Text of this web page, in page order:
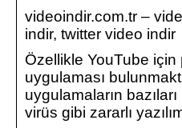
videoindir.com.tr –
indir, twitter video indir
Özellikle YouTube
uygulaması
uygulamaların
virüs gibi zararlı